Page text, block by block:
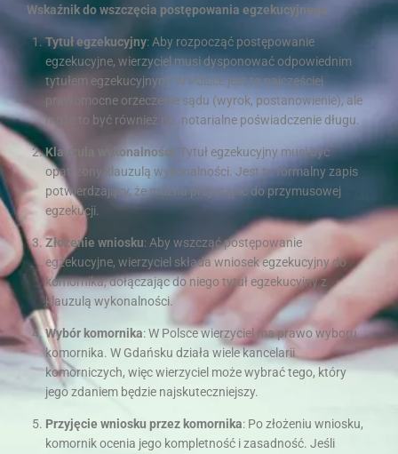
Wskaźnik do wszczęcia postępowania egzekucyjnego:
Tytuł egzekucyjny: Aby rozpocząć postępowanie
egzekucyjne, wierzyciel musi dysponować odpowiednim
tytułem egzekucyjnym. W Polsce jest to najczęściej
prawomocne orzeczenie sądu (wyrok, postanowienie), ale
może to być również np. notarialne poświadczenie długu.
Klauzula wykonalności: Tytuł egzekucyjny musi być
opatrzony klauzulą wykonalności. Jest to formalny zapis
potwierdzający, że można przystąpić do przymusowej
egzekucji.
Złożenie wniosku: Aby wszcząć postępowanie
egzekucyjne, wierzyciel składa wniosek egzekucyjny do
komornika, dołączając do niego tytuł egzekucyjny z
klauzulą wykonalności.
Wybór komornika: W Polsce wierzyciel ma prawo wyboru
komornika. W Gdańsku działa wiele kancelarii
komorniczych, więc wierzyciel może wybrać tego, który
jego zdaniem będzie najskuteczniejszy.
Przyjęcie wniosku przez komornika: Po złożeniu wniosku,
komornik ocenia jego kompletność i zasadność. Jeśli